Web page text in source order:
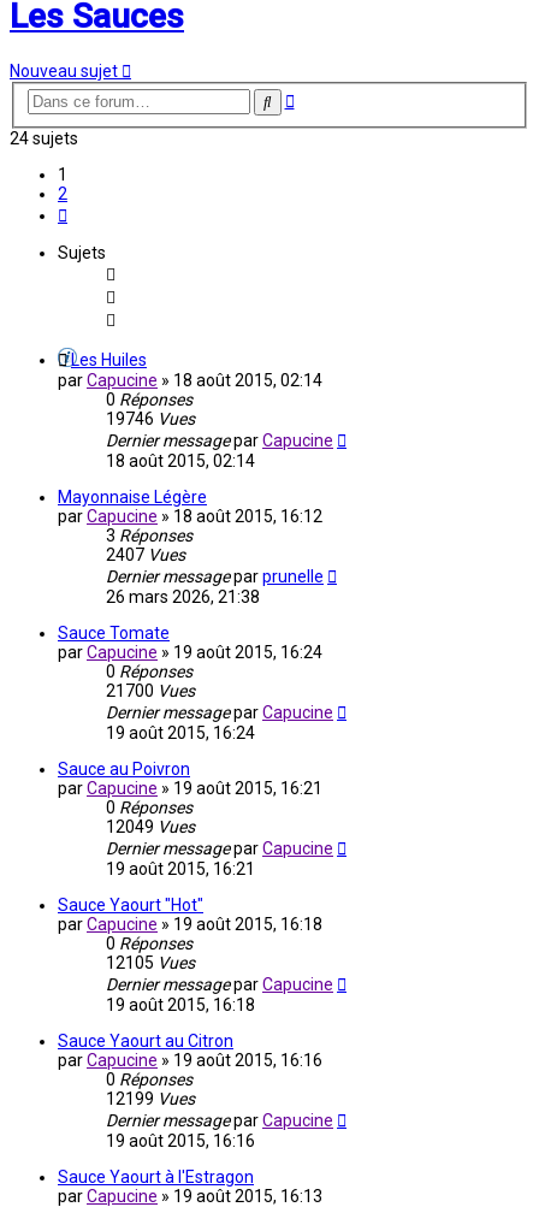
Les Sauces
Nouveau sujet
Rechercher
Recherche
24 sujets
1
2
Sujets
Les Huiles
parCapucine » 18 août 2015, 02:14
0 Réponses
19746 Vues
Dernier messageparCapucine
18 août 2015, 02:14
Mayonnaise Légère
parCapucine » 18 août 2015, 16:12
3 Réponses
2407 Vues
Dernier messageparprunelle
26 mars 2026, 21:38
Sauce Tomate
parCapucine » 19 août 2015, 16:24
0 Réponses
21700 Vues
Dernier messageparCapucine
19 août 2015, 16:24
Sauce au Poivron
parCapucine » 19 août 2015, 16:21
0 Réponses
12049 Vues
Dernier messageparCapucine
19 août 2015, 16:21
Sauce Yaourt "Hot"
parCapucine » 19 août 2015, 16:18
0 Réponses
12105 Vues
Dernier messageparCapucine
19 août 2015, 16:18
Sauce Yaourt au Citron
parCapucine » 19 août 2015, 16:16
0 Réponses
12199 Vues
Dernier messageparCapucine
19 août 2015, 16:16
Sauce Yaourt à l'Estragon
parCapucine » 19 août 2015, 16:13